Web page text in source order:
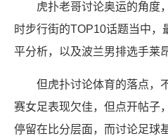
虎扑老哥讨论奥运的角度
时步行街的TOP10话题当中，
平分析，以及波兰男排选手莱昂
但虎扑讨论体育的落点，
赛女足表现欠佳，但点开帖子
停留在比分层面，而讨论足